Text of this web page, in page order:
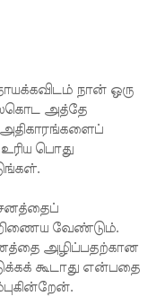
நான் ஒரு
அத்தே
அதிகாரங்களைப்
பொது
வேண்டும்.
அழிப்பதற்கான
கூடாது என்பதை